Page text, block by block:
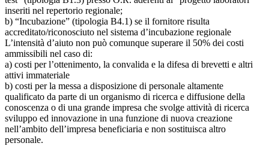
inseriti nel repertorio regionale;
b) “Incubazione” (tipologia B4.1) se il fornitore risulta
accreditato/riconosciuto nel sistema d’incubazione regionale
L’intensità d’aiuto non può comunque superare il 50% dei costi
ammissibili nel caso di:
a) costi per l’ottenimento, la convalida e la difesa di brevetti e altri
attivi immateriale
b) costi per la messa a disposizione di personale altamente
qualificato da parte di un organismo di ricerca e diffusione della
conoscenza o di una grande impresa che svolge attività di ricerca
sviluppo ed innovazione in una funzione di nuova creazione
nell’ambito dell’impresa beneficiaria e non sostituisca altro
personale.